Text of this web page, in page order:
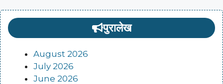
पुरालेख
August 2026
July 2026
June 2026